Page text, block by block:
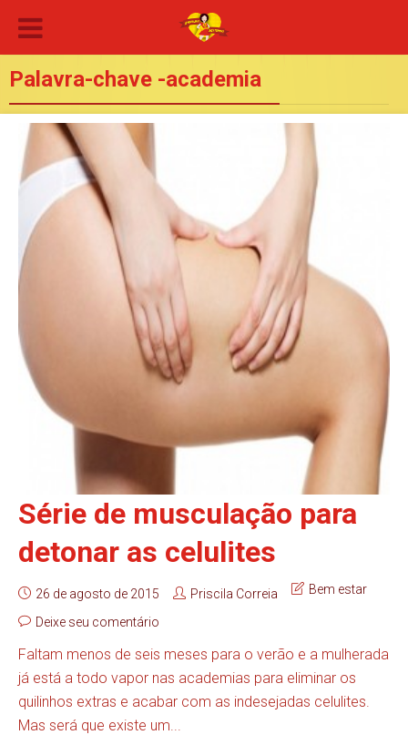
Palavra-chave -academia
Série de musculação para
detonar as celulites
26 de agosto de 2015 Priscila Correia Bem estar
Deixe seu comentário
Faltam menos de seis meses para o verão e a mulherada
já está a todo vapor nas academias para eliminar os
quilinhos extras e acabar com as indesejadas celulites.
Mas será que existe um...